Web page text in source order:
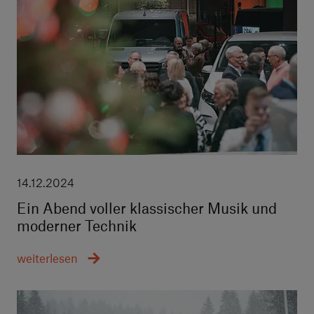
14.12.2024
Ein Abend voller klassischer Musik und
moderner Technik
weiterlesen